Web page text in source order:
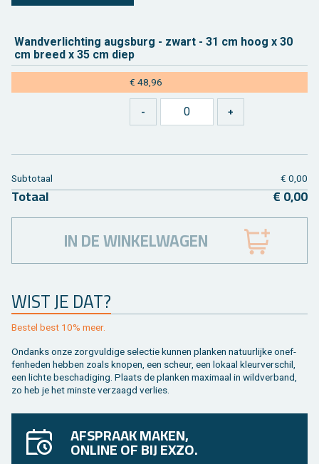
Wand­ver­lich­ting augs­burg - zwart - 31 cm hoog x 30
cm breed x 35 cm diep
€ 48,96
WIST JE DAT?
Be­stel best 10% meer.
On­danks onze zorg­vul­di­ge se­lec­tie kun­nen plan­ken na­tuur­lij­ke on­ef­
fen­he­den heb­ben zoals kno­pen, een scheur, een lo­kaal kleur­ver­schil,
een lich­te be­scha­di­ging. Plaats de plan­ken maxi­maal in wild­ver­band,
zo heb je het min­ste ver­zaagd ver­lies.
Sub­to­taal € 0,00
To­taal € 0,00
IN DE WINKELWAGEN
AFSPRAAK MAKEN,
ONLINE OF BIJ EXZO.